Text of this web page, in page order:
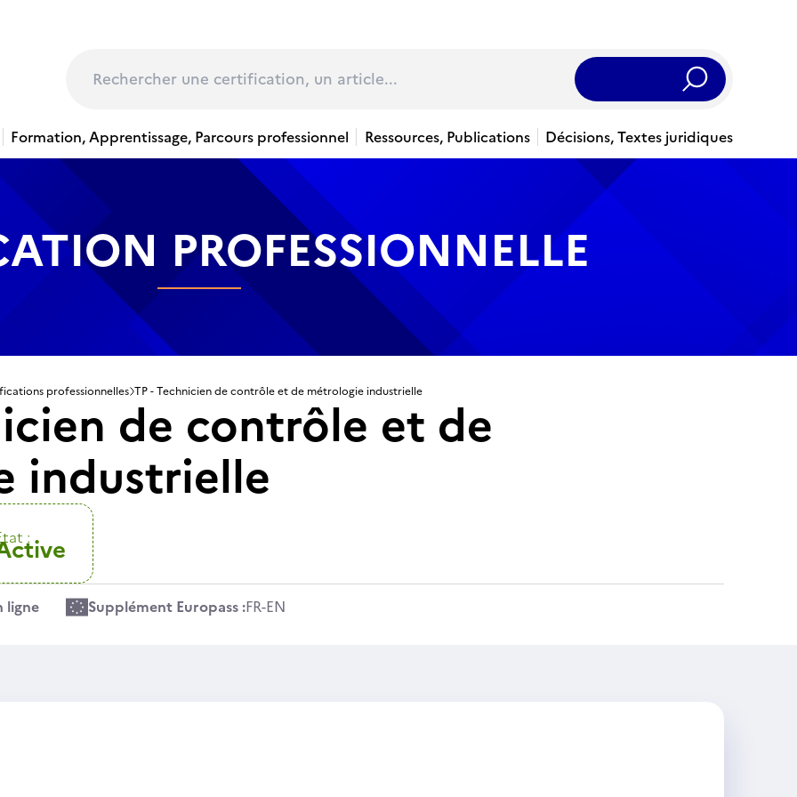
Rechercher
Formation, Apprentissage, Parcours professionnel Ressources, Publications Décisions, Textes juridiques
PROFESSIONNELLE
professionnelles TP - Technicien de contrôle et de métrologie industrielle
de contrôle et de
industrielle
:
ligne Supplément Europass :FR-EN